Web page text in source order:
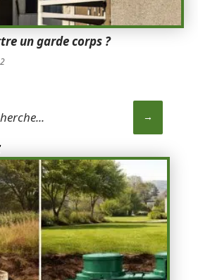
un garde corps ?